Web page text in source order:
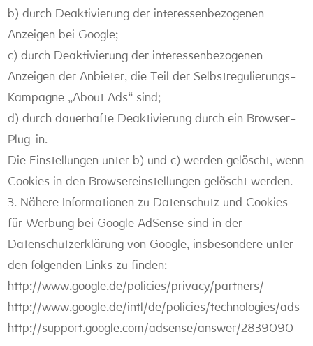
b) durch Deaktivierung der interessenbezogenen
Anzeigen bei Google;
c) durch Deaktivierung der interessenbezogenen
Anzeigen der Anbieter, die Teil der Selbstregulierungs-
Kampagne „About Ads“ sind;
d) durch dauerhafte Deaktivierung durch ein Browser-
Plug-in.
Die Einstellungen unter b) und c) werden gelöscht, wenn
Cookies in den Browsereinstellungen gelöscht werden.
3. Nähere Informationen zu Datenschutz und Cookies
für Werbung bei Google AdSense sind in der
Datenschutzerklärung von Google, insbesondere unter
den folgenden Links zu finden:
http://www.google.de/policies/privacy/partners/
http://www.google.de/intl/de/policies/technologies/ads
http://support.google.com/adsense/answer/2839090